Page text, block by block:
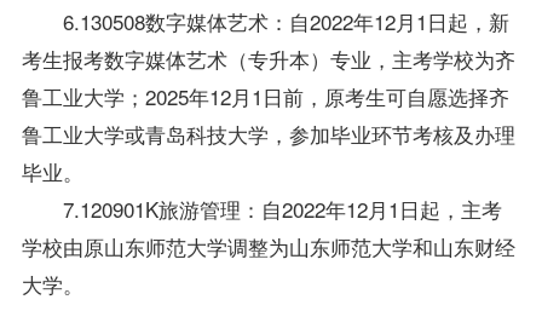
6.130508数字媒体艺术：自2022年12月1日起，新
考生报考数字媒体艺术（专升本）专业，主考学校为齐
鲁工业大学；2025年12月1日前，原考生可自愿选择齐
鲁工业大学或青岛科技大学，参加毕业环节考核及办理
毕业。
7.120901K旅游管理：自2022年12月1日起，主考
学校由原山东师范大学调整为山东师范大学和山东财经
大学。